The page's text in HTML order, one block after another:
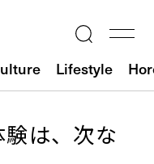
Lifestyle
験は、次な